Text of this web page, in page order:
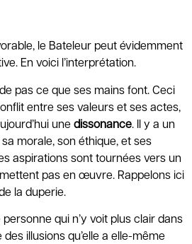
le Bateleur peut évidemment
En voici l’interprétation.
pas ce que ses mains font. Ceci
entre ses valeurs et ses actes,
une dissonance. Il y a un
morale, son éthique, et ses
aspirations sont tournées vers un
pas en œuvre. Rappelons ici
la duperie.
personne qui n’y voit plus clair dans
illusions qu’elle a elle-même